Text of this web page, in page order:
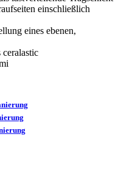
einschließlich
eines ebenen,
ceralastic